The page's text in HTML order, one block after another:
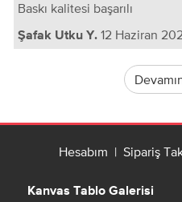
Baskı kalitesi başarılı
Şafak Utku Y. 12 Haziran
Hesabım | Sipariş
Kanvas Tablo Galerisi